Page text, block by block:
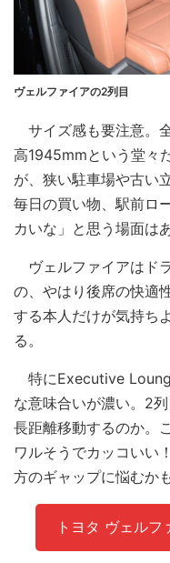
ヴェルファイアの2列目
サイズ感も要注意。
高1945mmという堂々
が、狭い駐車場や古い
毎日の買い物、駅前ロ
カいな」と思う場面は
ヴェルファイアはド
の、やはり後席の快適
する本人だけが気持ち
る。
特にExecutive
な意味合いが濃い。2
長距離移動するのか。
ワルそうでカッコい
方のギャップに悩むか
トヨタ ヴェル